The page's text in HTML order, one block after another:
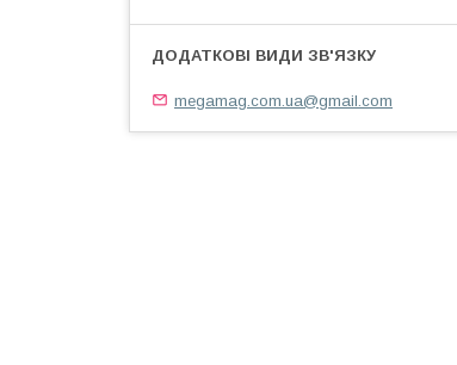
megamag.com.ua@gmail.com